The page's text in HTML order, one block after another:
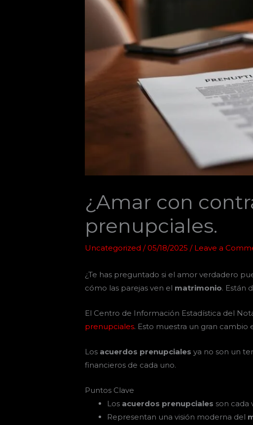
¿Amar con
prenupciales.
Uncategorized /05/18/2025/ Leave a
¿Te has preguntado si el amor verdadero
cómo las parejas ven el matrimonio. Están
El Centro de Información Estadística del
prenupciales. Esto muestra un gran cambio
Los acuerdos prenupciales ya no son un
financieros de cada uno.
Puntos Clave
Los acuerdos prenupciales son cada
Representan una visión moderna del